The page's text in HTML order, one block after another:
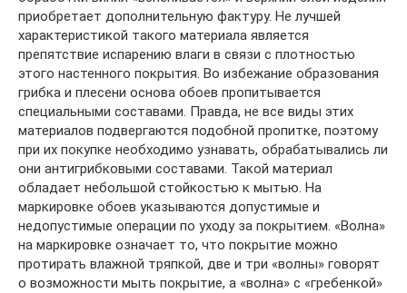
приобретает дополнительную фактуру. Не лучшей
характеристикой такого материала является
препятствие испарению влаги в связи с плотностью
этого настенного покрытия. Во избежание образования
грибка и плесени основа обоев пропитывается
специальными составами. Правда, не все виды этих
материалов подвергаются подобной пропитке, поэтому
при их покупке необходимо узнавать, обрабатывались ли
они антигрибковыми составами. Такой материал
обладает небольшой стойкостью к мытью. На
маркировке обоев указываются допустимые и
недопустимые операции по уходу за покрытием. «Волна»
на маркировке означает то, что покрытие можно
протирать влажной тряпкой, две и три «волны» говорят
о возможности мыть покрытие, а «волна» с «гребенкой»